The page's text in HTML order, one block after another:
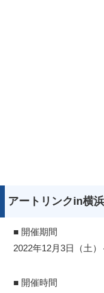
アートリンクin横
■ 開催期間
2022年12月3日（土）
■ 開催時間